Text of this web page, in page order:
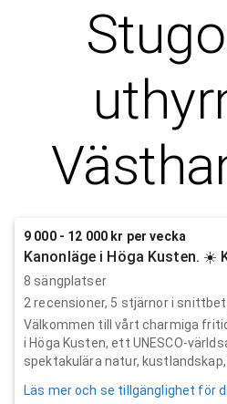
9 000 - 12 000 kr per vecka
Kanonläge i Höga Kusten. ☀️
8 sängplatser
2 recensioner, 5 stjärnor i
Välkommen till vårt charmiga
i Höga Kusten, ett UNESCO-
spektakulära natur, kustlandskap,
Läs mer och se tillgänglighet för